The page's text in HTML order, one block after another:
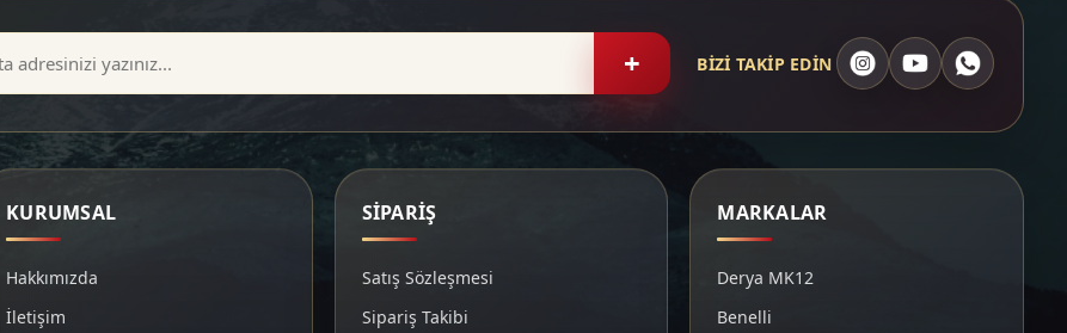
+ BİZİ TAKİP EDİN
KURUMSAL
Hakkımızda
İletişim
SİPARİŞ
Satış Sözleşmesi
Sipariş Takibi
MARKALAR
Derya MK12
Benelli